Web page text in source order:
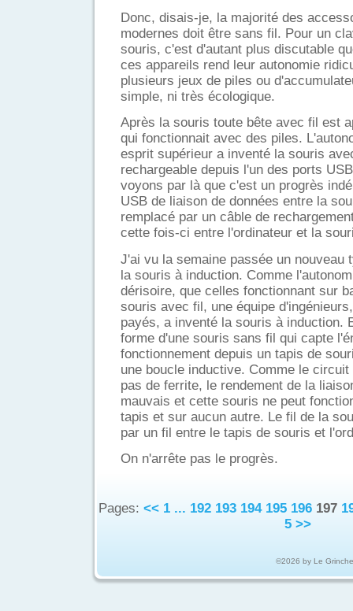
Donc, disais-je, la majorité des
modernes doit être sans fil. Pour un
souris, c'est d'autant plus discutable
ces appareils rend leur autonomie
plusieurs jeux de piles ou
simple, ni très écologique.
Après la souris toute bête avec fil est
qui fonctionnait avec des piles.
esprit supérieur a inventé la souris
rechargeable depuis l'un des ports
voyons par là que c'est un progrès
USB de liaison de données entre la
remplacé par un câble de
cette fois-ci entre l'ordinateur et la
J'ai vu la semaine passée un nouveau
la souris à induction. Comme
dérisoire, que celles fonctionnant sur
souris avec fil, une équipe
payés, a inventé la souris à induction.
forme d'une souris sans fil qui capte
fonctionnement depuis un tapis de
une boucle inductive. Comme le
pas de ferrite, le rendement de la
mauvais et cette souris ne peut
tapis et sur aucun autre. Le fil de la
par un fil entre le tapis de souris et
On n'arrête pas le progrès.
Pages: << 1 ... 192 193 194 195 196 197
5 >>
©2026 by Le